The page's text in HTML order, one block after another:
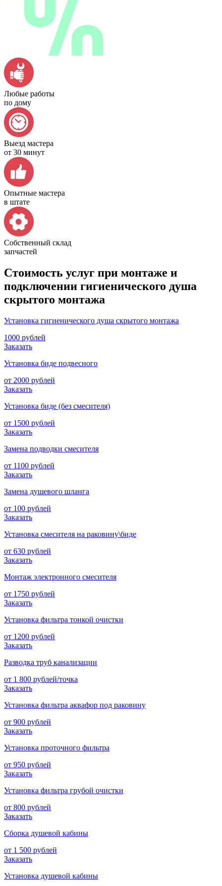
Любые работы
по дому
Выезд мастера
от 30 минут
Опытные мастера
в штате
Собственный склад
запчастей
Стоимость услуг при монтаже и
подключении гигиенического душа
скрытого монтажа
Установка гигиенического душа скрытого монтажа
1000 рублей
Заказать
Установка биде подвесного
от 2000 рублей
Заказать
Установка биде (без смесителя)
от 1500 рублей
Заказать
Замена подводки смесителя
от 1100 рублей
Заказать
Замена душевого шланга
от 100 рублей
Заказать
Установка смесителя на раковину\биде
от 630 рублей
Заказать
Монтаж электронного смесителя
от 1750 рублей
Заказать
Установка фильтра тонкой очистки
от 1200 рублей
Заказать
Разводка труб канализации
от 1 800 рублей/точка
Заказать
Установка фильтра аквафор под раковину
от 900 рублей
Заказать
Установка проточного фильтра
от 950 рублей
Заказать
Установка фильтра грубой очистки
от 800 рублей
Заказать
Сборка душевой кабины
от 1 500 рублей
Заказать
Установка душевой кабины